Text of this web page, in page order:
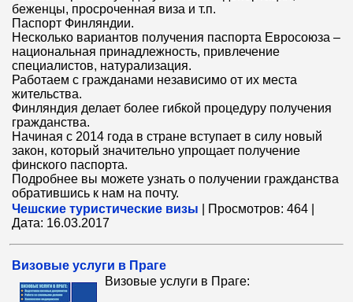
беженцы, просроченная виза и т.п.
Паспорт Финляндии.
Несколько вариантов получения паспорта Евросоюза –
национальная принадлежность, привлечение
специалистов, натурализация.
Работаем с гражданами независимо от их места
жительства.
Финляндия делает более гибкой процедуру получения
гражданства.
Начиная с 2014 года в стране вступает в силу новый
закон, который значительно упрощает получение
финского паспорта.
Подробнее вы можете узнать о получении гражданства
обратившись к нам на почту.
Чешские туристические визы
Просмотров: 464
Дата: 16.03.2017
Визовые услуги в Праге
Визовые услуги в Праге: